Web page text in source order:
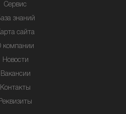
Сервис
знаний
сайта
компании
Новости
Вакансии
Контакты
Реквизиты